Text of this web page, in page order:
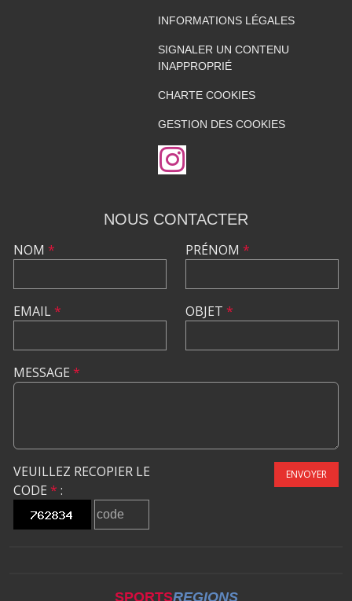
INFORMATIONS LÉGALES
SIGNALER UN CONTENU
INAPPROPRIÉ
CHARTE COOKIES
GESTION DES COOKIES
NOUS CONTACTER
NOM *
EMAIL*
PRÉNOM *
OBJET *
MESSAGE *
VEUILLEZ RECOPIER LE
CODE * :
ENVOYER
SPORTSREGIONS